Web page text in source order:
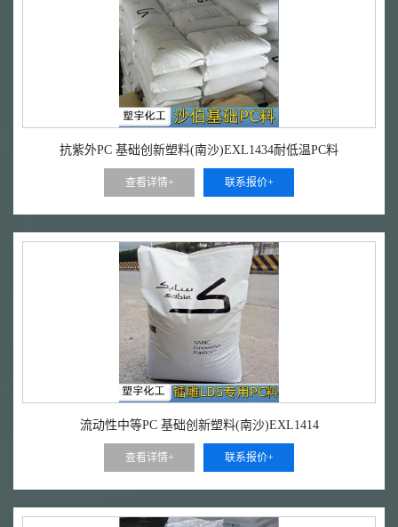
抗紫外PC 基础创新塑料(南沙)EXL1434耐低温PC料
查看详情+ 联系报价+
流动性中等PC 基础创新塑料(南沙)EXL1414
查看详情+ 联系报价+